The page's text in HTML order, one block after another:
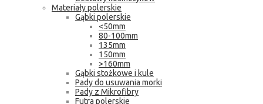
Materiały polerskie
Gąbki polerskie
<50mm
80-100mm
135mm
150mm
>160mm
Gąbki stożkowe i kule
Pady do usuwania morki
Pady z Mikrofibry
Futra polerskie